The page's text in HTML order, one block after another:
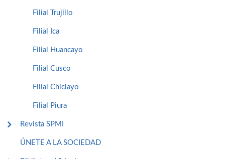
Filial Trujillo
Filial Ica
Filial Huancayo
Filial Cusco
Filial Chiclayo
Filial Piura
Revista SPMI
ÚNETE A LA SOCIEDAD